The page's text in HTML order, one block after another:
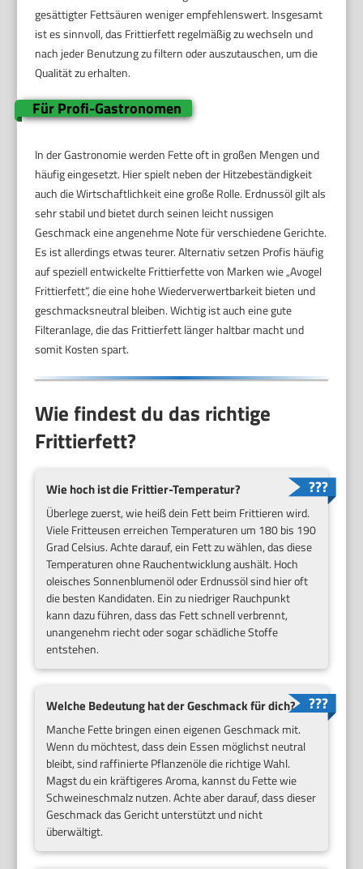
gesättigter Fettsäuren weniger empfehlenswert. Insgesamt
ist es sinnvoll, das Frittierfett regelmäßig zu wechseln und
nach jeder Benutzung zu filtern oder auszutauschen, um die
Qualität zu erhalten.
Für Profi-Gastronomen
In der Gastronomie werden Fette oft in großen Mengen und
häufig eingesetzt. Hier spielt neben der Hitzebeständigkeit
auch die Wirtschaftlichkeit eine große Rolle. Erdnussöl gilt als
sehr stabil und bietet durch seinen leicht nussigen
Geschmack eine angenehme Note für verschiedene Gerichte.
Es ist allerdings etwas teurer. Alternativ setzen Profis häufig
auf speziell entwickelte Frittierfette von Marken wie „Avogel
Frittierfett“, die eine hohe Wiederverwertbarkeit bieten und
geschmacksneutral bleiben. Wichtig ist auch eine gute
Filteranlage, die das Frittierfett länger haltbar macht und
somit Kosten spart.
Wie findest du das richtige
Frittierfett?
Wie hoch ist die Frittier-Temperatur?
Überlege zuerst, wie heiß dein Fett beim Frittieren wird.
Viele Fritteusen erreichen Temperaturen um 180 bis 190
Grad Celsius. Achte darauf, ein Fett zu wählen, das diese
Temperaturen ohne Rauchentwicklung aushält. Hoch
oleisches Sonnenblumenöl oder Erdnussöl sind hier oft
die besten Kandidaten. Ein zu niedriger Rauchpunkt
kann dazu führen, dass das Fett schnell verbrennt,
unangenehm riecht oder sogar schädliche Stoffe
entstehen.
Welche Bedeutung hat der Geschmack für dich?
Manche Fette bringen einen eigenen Geschmack mit.
Wenn du möchtest, dass dein Essen möglichst neutral
bleibt, sind raffinierte Pflanzenöle die richtige Wahl.
Magst du ein kräftigeres Aroma, kannst du Fette wie
Schweineschmalz nutzen. Achte aber darauf, dass dieser
Geschmack das Gericht unterstützt und nicht
überwältigt.